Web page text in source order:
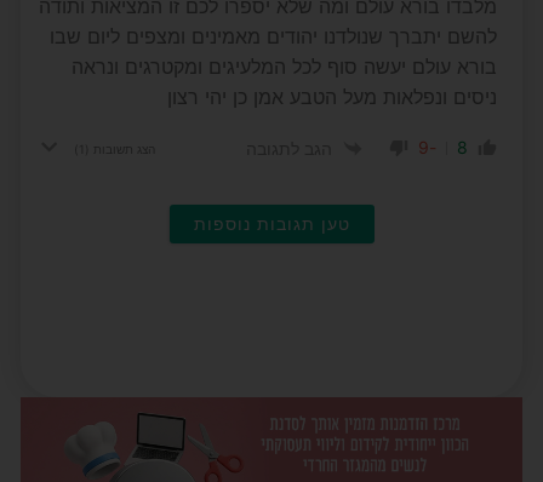
מלבדו בורא עולם ומה שלא יספרו לכם זו המציאות ותודה
להשם יתברך שנולדנו יהודים מאמינים ומצפים ליום שבו
בורא עולם יעשה סוף לכל המלעיגים ומקטרגים ונראה
ניסים ונפלאות מעל הטבע אמן כן יהי רצון
8
-9 הצג תשובות
טען תגובות נוספות